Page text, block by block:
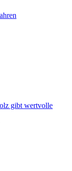
gibt wertvolle